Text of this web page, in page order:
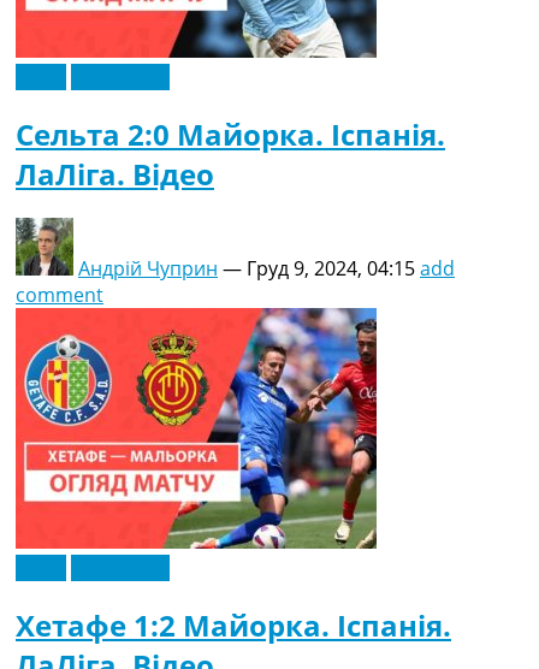
Сельта 2:0 Майорка. Іспанія.
ЛаЛіга. Відео
Андрій Чуприн — Груд 9, 2024, 04:15add
comment
Хетафе 1:2 Майорка. Іспанія.